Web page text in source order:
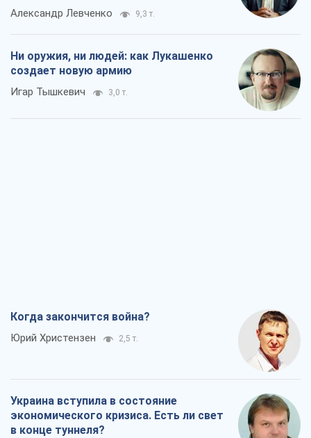
Александр Левченко 9,3 т.
Ни оружия, ни людей: как Лукашенко
создает новую армию
Игар Тышкевич 3,0 т.
Когда закончится война?
Юрий Христензен 2,5 т.
Украина вступила в состояние
экономического кризиса. Есть ли свет
в конце туннеля?